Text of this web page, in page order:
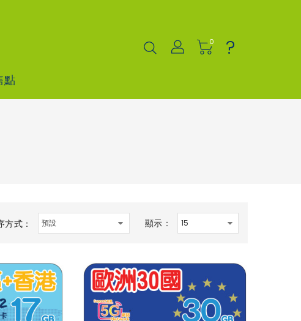
0 ?
點
方式： 顯示：